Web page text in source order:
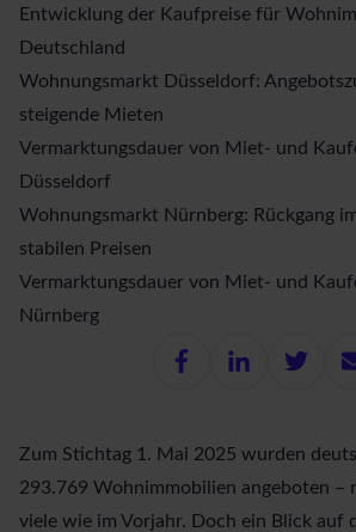
Entwicklung der Kaufpreise für
Deutschland
Wohnungsmarkt Düsseldorf:
steigende Mieten
Vermarktungsdauer von Miet- und
Düsseldorf
Wohnungsmarkt Nürnberg: Rückgang
stabilen Preisen
Vermarktungsdauer von Miet- und
Nürnberg
Zum Stichtag 1. Mai 2025 wurden
293.769 Wohnimmobilien angeboten –
viele wie im Vorjahr. Doch ein Blick auf